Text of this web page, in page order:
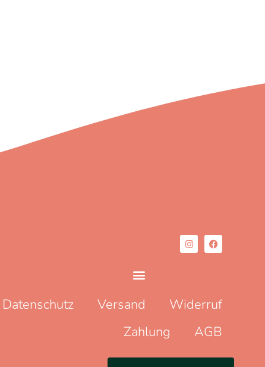
Datenschutz Versand
Widerruf
Zahlung
AGB